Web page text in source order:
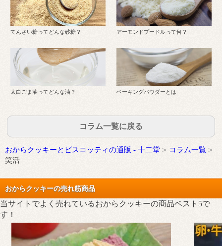
てんさい糖ってどんな砂糖？ アーモンドプードルって何？
太白ごま油ってどんな油？ ベーキングパウダーとは
コラム一覧に戻る
おからクッキーとビスコッティの通販 - 十二堂
コラム一覧
笑活
おからクッキーの売れ筋商品
当サイトでよく売れているおからクッキーの商品ベスト5で
す！